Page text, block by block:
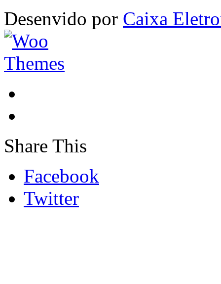
Desenvido por Caixa
Share This
Facebook
Twitter